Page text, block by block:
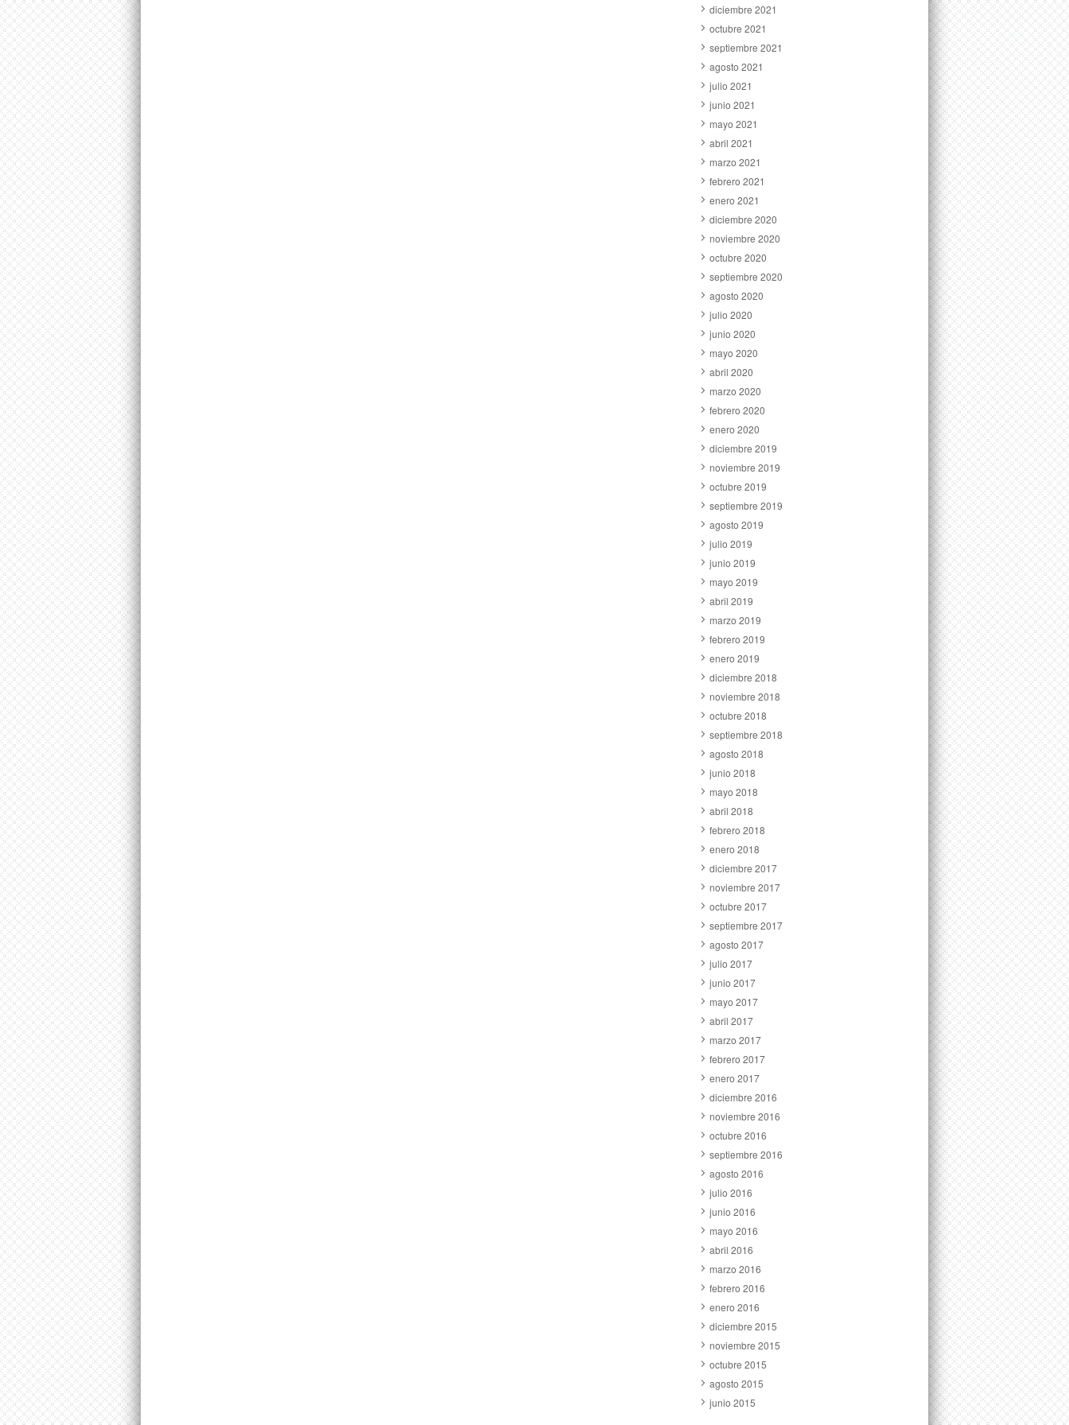
diciembre 2021
octubre 2021
septiembre 2021
agosto 2021
julio 2021
junio 2021
mayo 2021
abril 2021
marzo 2021
febrero 2021
enero 2021
diciembre 2020
noviembre 2020
octubre 2020
septiembre 2020
agosto 2020
julio 2020
junio 2020
mayo 2020
abril 2020
marzo 2020
febrero 2020
enero 2020
diciembre 2019
noviembre 2019
octubre 2019
septiembre 2019
agosto 2019
julio 2019
junio 2019
mayo 2019
abril 2019
marzo 2019
febrero 2019
enero 2019
diciembre 2018
noviembre 2018
octubre 2018
septiembre 2018
agosto 2018
junio 2018
mayo 2018
abril 2018
febrero 2018
enero 2018
diciembre 2017
noviembre 2017
octubre 2017
septiembre 2017
agosto 2017
julio 2017
junio 2017
mayo 2017
abril 2017
marzo 2017
febrero 2017
enero 2017
diciembre 2016
noviembre 2016
octubre 2016
septiembre 2016
agosto 2016
julio 2016
junio 2016
mayo 2016
abril 2016
marzo 2016
febrero 2016
enero 2016
diciembre 2015
noviembre 2015
octubre 2015
agosto 2015
junio 2015